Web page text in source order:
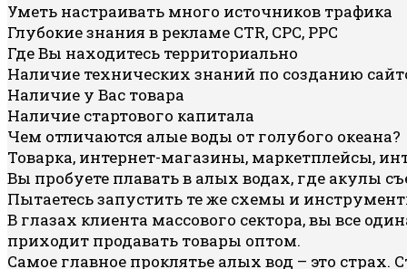
Уметь настраивать много источников трафика
Глубокие знания в рекламе CTR, CPC, PPC
Где Вы находитесь территориально
Наличие технических знаний по созданию
Наличие у Вас товара
Наличие стартового капитала
Чем отличаются алые воды от голубого океана?
Товарка, интернет-магазины, маркетплейсы,
Вы пробуете плавать в алых водах, где акулы
Пытаетесь запустить те же схемы и
В глазах клиента массового сектора, вы все
приходит продавать товары оптом.
Самое главное проклятье алых вод – это страх.